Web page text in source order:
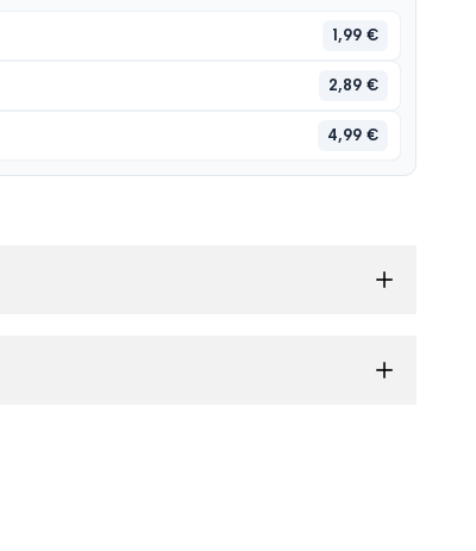
1,99 €
2,89 €
4,99 €